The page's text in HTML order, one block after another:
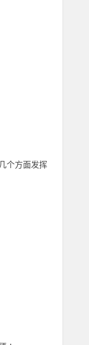
个方面发挥